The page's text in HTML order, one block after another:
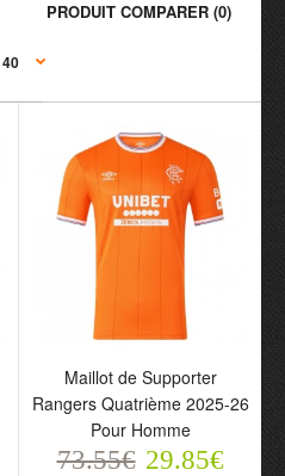
PRODUIT COMPARER (0)
Rangers Quatrième
2025-26 Pour Homme
73.55€ 29.85€
Maillot de Supporter
Rangers Quatrième 2025-26
Pour Homme
73.55€ 29.85€